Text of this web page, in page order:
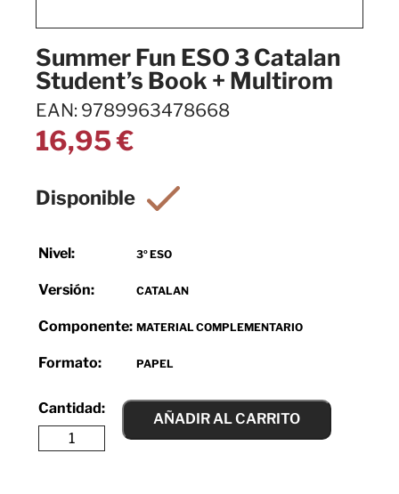
Summer Fun ESO 3 Catalan
Student’s Book + Multirom
EAN: 9789963478668
16,95€
Nivel: 3º ESO
Versión: CATALAN
Componente: MATERIAL COMPLEMENTARIO
Formato: PAPEL
AÑADIR AL CARRITO